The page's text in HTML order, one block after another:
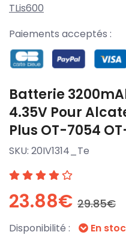
TLis600
Paiements acceptés :
Batterie
4.35V Pour
Plus OT-7054
SKU: 20IV1314_Te
23.88€ 29.85€
Disponibilité : En